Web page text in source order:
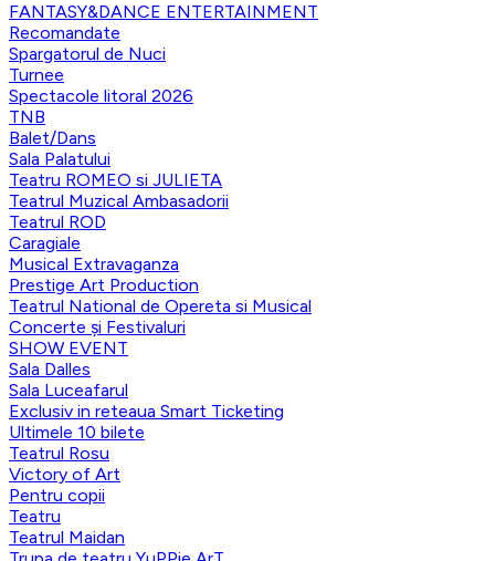
FANTASY&DANCE ENTERTAINMENT
Recomandate
Spargatorul de Nuci
Turnee
Spectacole litoral 2026
TNB
Balet/Dans
Sala Palatului
Teatru ROMEO si JULIETA
Teatrul Muzical Ambasadorii
Teatrul ROD
Caragiale
Musical Extravaganza
Prestige Art Production
Teatrul National de Opereta si Musical
Concerte și Festivaluri
SHOW EVENT
Sala Dalles
Sala Luceafarul
Exclusiv in reteaua Smart Ticketing
Ultimele 10 bilete
Teatrul Rosu
Victory of Art
Pentru copii
Teatru
Teatrul Maidan